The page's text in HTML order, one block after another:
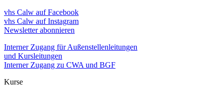
vhs Calw auf Facebook
vhs Calw auf Instagram
Newsletter abonnieren
Interner Zugang für Außenstellenleitungen
und Kursleitungen
Interner Zugang zu CWA und BGF
Kurse